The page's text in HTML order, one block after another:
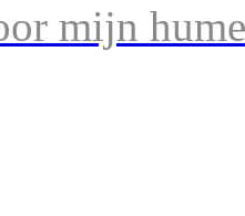
mijn